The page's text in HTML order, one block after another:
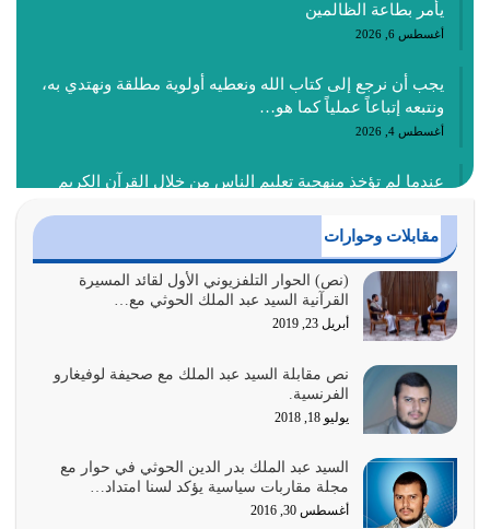
يأمر بطاعة الظالمين
أغسطس 6, 2026
يجب أن نرجع إلى كتاب الله ونعطيه أولوية مطلقة ونهتدي به،
ونتبعه إتباعاً عملياً كما هو…
أغسطس 4, 2026
عندما لم تؤخذ منهجية تعليم الناس من خلال القرآن الكريم
أغسطس 3, 2026
الغاية من الصلاة هو ذكر الله (أقم الصلاة لذكري) إضافة إلى
{وَأَعِدُّوا لَهُمْ مَا…
أغسطس 2, 2026
السبب الرئيسي لشقاء الأمة الابتعاد عن كتاب الله والتعدي
لحدود الله بالإضافات للدين
أغسطس 1, 2026
أبرز أسباب الشقاء هو الإعراض عن ذكر الله وعن هدى الله
المتمثل في القرآن الكريم
يوليو 31, 2026
مقابلات وحوارات
(نص) الحوار التلفزيوني الأول لقائد المسيرة
القرآنية السيد عبد الملك الحوثي مع…
أبريل 23, 2019
نص مقابلة السيد عبد الملك مع صحيفة لوفيغارو
الفرنسية.
يوليو 18, 2018
السيد عبد الملك بدر الدين الحوثي في حوار مع
مجلة مقاربات سياسية يؤكد لسنا امتداد…
أغسطس 30, 2016